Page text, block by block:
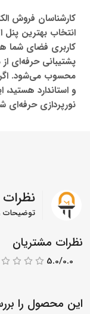
کارشناسان فروش
انتخاب بهترین
کاربری فضای شما
پشتیبانی حرفه‌ای
محسوب می‌شود. اگر
و استاندارد
نورپردازی حرفه‌ای
نظرات مشتریان
5.0/0.0
این محصول را